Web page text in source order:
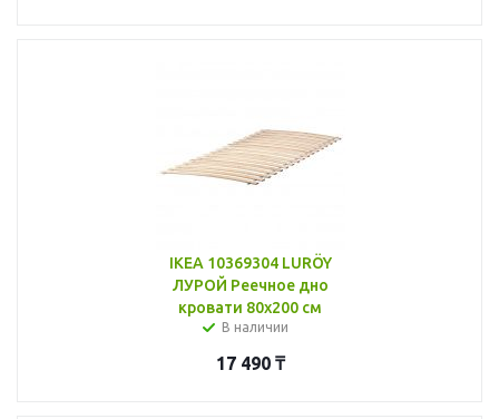
IKEA 10369304 LURÖY
ЛУРОЙ Реечное дно
кровати 80x200 см
В наличии
17 490₸